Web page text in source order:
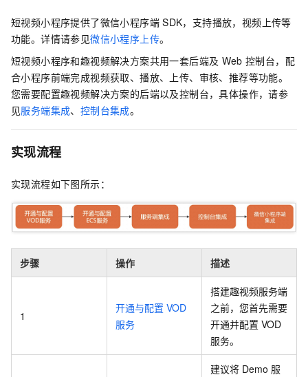
短视频小程序提供了微信小程序端 SDK，支持播放，视频上传等
功能。详情请参见微信小程序上传。
短视频小程序和趣视频解决方案共用一套后端及 Web 控制台，配
合小程序前端完成视频获取、播放、上传、审核、推荐等功能。
您需要配置趣视频解决方案的后端以及控制台，具体操作，请参
见服务端集成、 控制台集成。
实现流程
实现流程如下图所示：
步骤 操作 描述
1
开通与配置 VOD
服务
搭建趣视频服务端
之前，您首先需要
开通并配置 VOD
服务。
建议将 Demo 服